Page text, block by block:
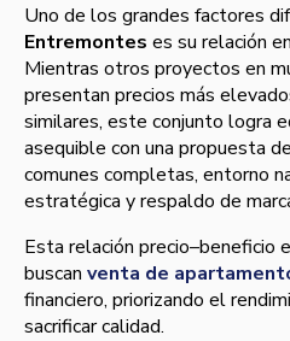
Uno de los grandes factores
Entremontes es su relación
Mientras otros proyectos en
presentan precios más
similares, este conjunto logra
asequible con una propuesta
comunes completas, entorno
estratégica y respaldo de
Esta relación precio–beneficio
buscan venta de
financiero, priorizando el
sacrificar calidad.